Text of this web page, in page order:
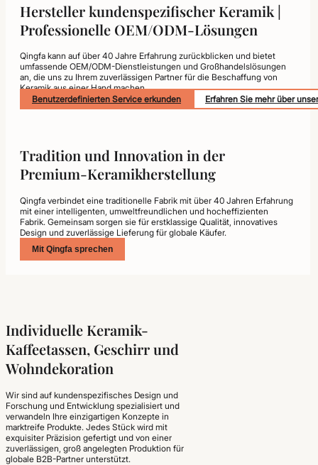
Hersteller kundenspezifischer Keramik |
Professionelle OEM/ODM-Lösungen
Qingfa kann auf über 40 Jahre Erfahrung zurückblicken und bietet
umfassende OEM/ODM-Dienstleistungen und Großhandelslösungen
an, die uns zu Ihrem zuverlässigen Partner für die Beschaffung von
Keramik aus einer Hand machen.
Benutzerdefinierten Service erkunden
Erfahren Sie mehr über
Tradition und Innovation in der
Premium-Keramikherstellung
Qingfa verbindet eine traditionelle Fabrik mit über 40 Jahren Erfahrung
mit einer intelligenten, umweltfreundlichen und hocheffizienten
Fabrik. Gemeinsam sorgen sie für erstklassige Qualität, innovatives
Design und zuverlässige Lieferung für globale Käufer.
Mit Qingfa sprechen
Individuelle Keramik-
Kaffeetassen, Geschirr und
Wohndekoration
Wir sind auf kundenspezifisches Design und
Forschung und Entwicklung spezialisiert und
verwandeln Ihre einzigartigen Konzepte in
marktreife Produkte. Jedes Stück wird mit
exquisiter Präzision gefertigt und von einer
zuverlässigen, groß angelegten Produktion für
globale B2B-Partner unterstützt.